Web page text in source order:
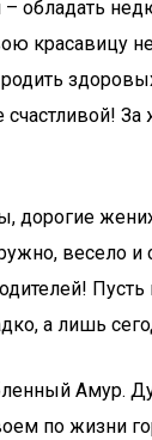
– обладать
красавицу
За
дорогие
весело и
а лишь
Амур.
по жизни